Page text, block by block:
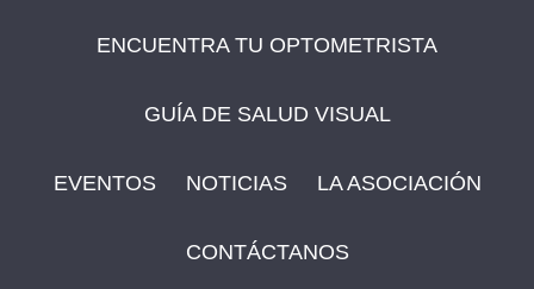
ENCUENTRA TU OPTOMETRISTA
GUÍA DE SALUD VISUAL
EVENTOS NOTICIAS LA ASOCIACIÓN
CONTÁCTANOS